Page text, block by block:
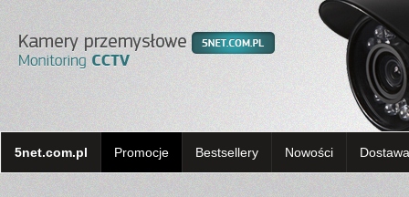
5net.com.pl Promocje Bestsellery Nowości